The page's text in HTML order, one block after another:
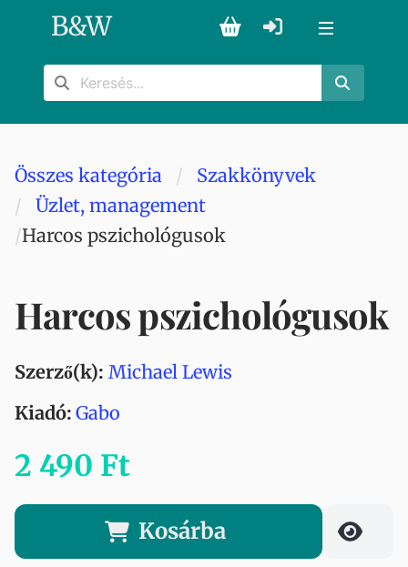
B&W
Összes kategória
Szakkönyvek
Üzlet, management
Harcos pszichológusok
Harcos pszichológusok
Szerző(k): Michael Lewis
Kiadó: Gabo
2 490 Ft
Kosárba